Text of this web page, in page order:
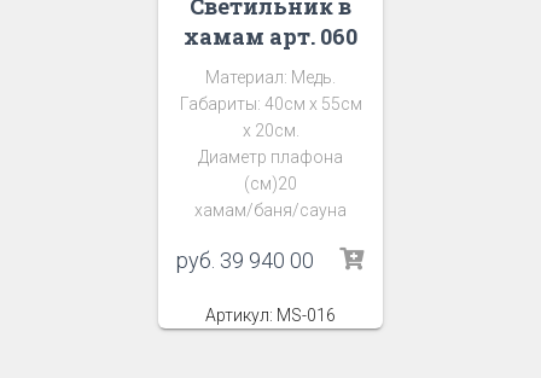
хамам арт. 060
Материал: Медь.
Габариты: 40см х 55см
х 20см.
Диаметр плафона
(см)20
хамам/баня/сауна
руб. 39 940 00
Артикул: MS-016